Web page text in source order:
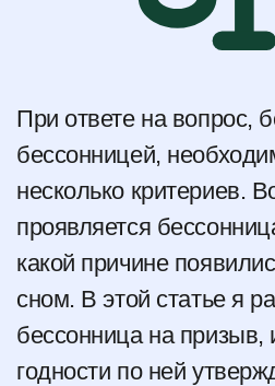
При ответе на вопрос,
бессонницей,
несколько критериев.
проявляется
какой причине
сном. В этой статье я
бессонница на призыв,
годности по ней